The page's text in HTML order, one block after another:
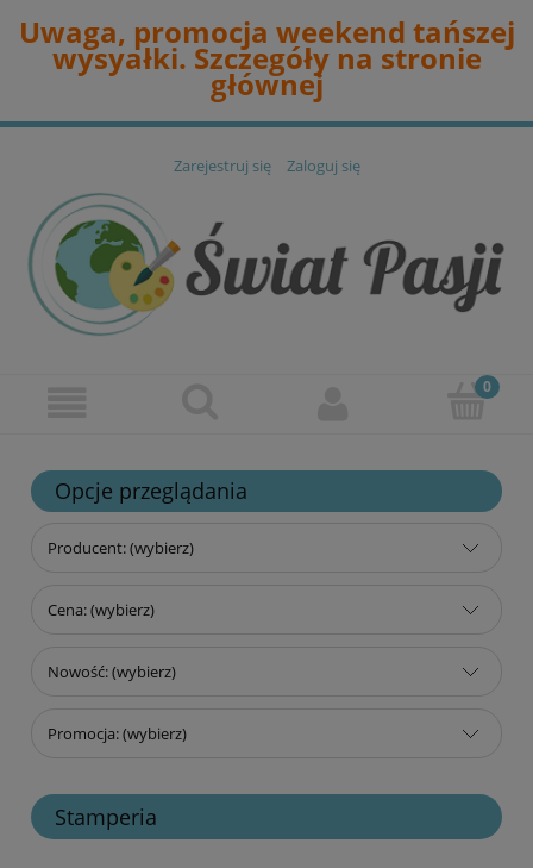
Uwaga, promocja weekend tańszej
wysyałki. Szczegóły na stronie
głównej
Zarejestruj się Zaloguj się
Opcje przeglądania
Producent: (wybierz)
Cena: (wybierz)
Nowość: (wybierz)
Promocja: (wybierz)
Stamperia